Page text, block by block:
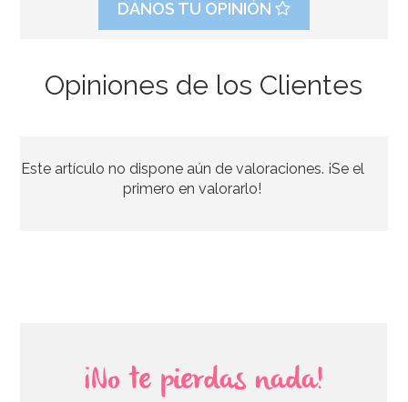
1,65€
DANOS TU OPINIÓN
Opiniones de los Clientes
Este artículo no dispone aún de valoraciones. ¡Se el
primero en valorarlo!
¡No te pierdas nada!